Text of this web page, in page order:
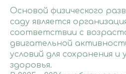
Основой физического
саду является
соответствии с
двигательной
условий для сохранения и
здоровья.